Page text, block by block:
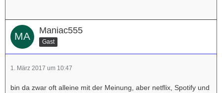
Maniac555
Gast
1. März 2017 um 10:47
bin da zwar oft alleine mit der Meinung, aber netflix, Spotify und